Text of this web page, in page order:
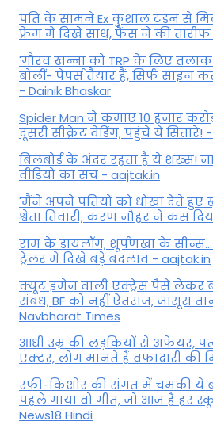
पति के सामने Ex कुशाल टंडन से
फ्रेम में दिखे साथ, फैंस ने की तारीफ
'गौरव खन्ना को TRP के लिए तलाक
बोलीं- पेपर्स तैयार हैं, सिर्फ साइन
- Dainik Bhaskar
Spider Man ने कमाए 10 हजार
दूसरी सीक्रेट वेडिंग, पहुंचे ये सितारे!
बिलबोर्ड के अंदर रहता है ये शख्स!
वीडियो का सच - aajtak.in
'मैंने अपने पतियों को धोखा देते हुए
श्वेता तिवारी, करण जौहर ने कस
राम के डायलॉग, शूर्पणखा के
ट्रेलर में दिखे बड़े बदलाव - aajtak.in
क्यूट इमेज वाली एक्ट्रेस पैसे लेकर
संबंध, BF को नहीं ऐतराज, जासूस
Navbharat Times
आधी उम्र की लड़कियों से अफेयर,
एक्टर, लोग मानते हैं वफादारी की
रफी-किशोर की संगत में चमकी ये
पहले गाया वो गीत, जो आज है हर
News18 Hindi